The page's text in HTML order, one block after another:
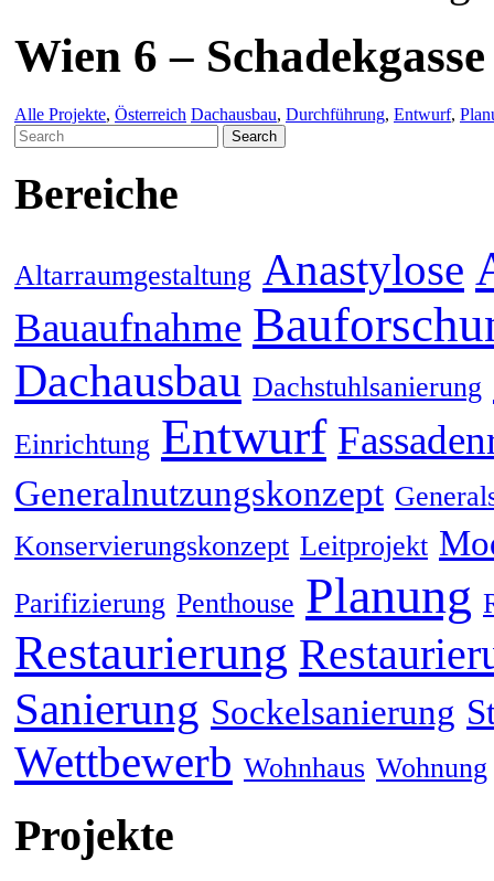
Wien 6 – Schadekgasse
Alle Projekte, Österreich Dachausbau, Durchführung, Entwurf,
Search
for:
Bereiche
Altarraumgestaltung Anastylose
Bauaufnahme
Dachausbau Dachstuhlsanierung
Einrichtung Entwurf
Generalnutzungskonzept
Konservierungskonzept Leitprojekt
Parifizierung Penthouse Planung
Restaurierung
Sanierung Sockelsanierung
Wettbewerb Wohnhaus Wohnung
Projekte